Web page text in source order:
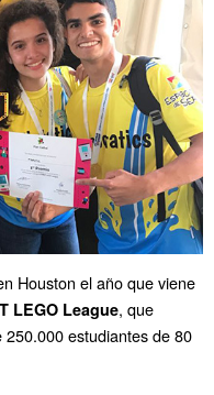
Houston el año que viene
LEGO League, que
estudiantes de 80